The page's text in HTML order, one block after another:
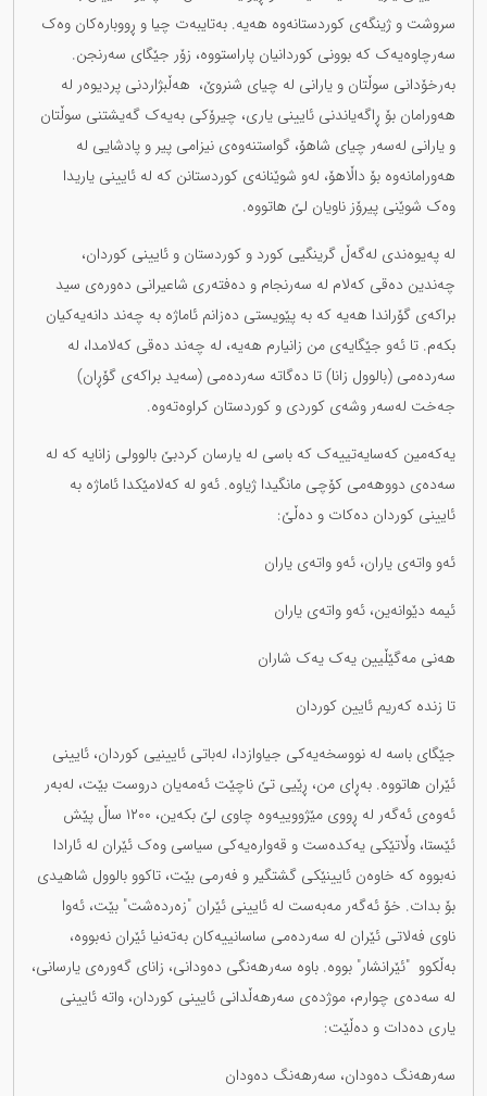
سروشت و ژینگەی کوردستانەوە هەیە. بەتایبەت چیا و ڕووبارەکان وەک
سەرچاوەیەک کە بوونی کوردانیان پاراستووە، زۆر جێگای سەرنجن.
بەرخۆدانی سوڵتان و یارانی لە چیای شنروێ، هەڵبژاردنی پردیوەر لە
هەورامان بۆ ڕاگەیاندنی ئایینی یاری، چیرۆکی بەیەک گەیشتنی سوڵتان
و یارانی لەسەر چیای شاهۆ، گواستنەوەی نیزامی پیر و پادشایی لە
هەورامانەوە بۆ داڵاهۆ، لەو شوێنانەی کوردستانن کە لە ئایینی یاریدا
وەک شوێنی پیرۆز ناویان لێ هاتووە.
لە پەیوەندی لەگەڵ گرینگیی کورد و کوردستان و ئایینی کوردان،
چەندین دەقی کەلام لە سەرنجام و دەفتەری شاعیرانی دەورەی سید
براکەی گۆراندا هەیە کە بە پێویستی دەزانم ئاماژە بە چەند دانەیەکیان
بکەم. تا ئەو جێگایەی من زانیارم هەیە، لە چەند دەقی کەلامدا، لە
سەردەمی (بالوول زانا) تا دەگاتە سەردەمی (سەید براکەی گۆڕان)
جەخت لەسەر وشەی کوردی و کوردستان کراوەتەوە.
یەکەمین کەسایەتییەک کە باسی لە یارسان کردبێ بالوولی زانایە کە لە
سەدەی دووهەمی کۆچی مانگیدا ژیاوە. ئەو لە کەلامێکدا ئاماژە بە
ئایینی کوردان دەکات و دەڵێ:
ئه‌و واته‌ی یاران، ئەو واتەی یاران
ئیمه دێوانەین، ئه‌و واته‌ی یاران
هه‌نی مەگێڵیین یه‌ک یه‌ک شاران
تا زندە که‌ریم ئایین کوردان
جێگای باسە لە نووسخەیەکی جیاوازدا، لەباتی ئایینیی کوردان، ئایینی
ئێران هاتووە. بەڕای من، ڕێیی تێ ناچێت ئەمەیان دروست بێت، لەبەر
ئەوەی ئەگەر لە ڕووی مێژووییەوە چاوی لێ بکەین، ١٢٠٠ ساڵ پێش
ئێستا، وڵاتێکی یەکدەست و قەوارەیەکی سیاسی وەک ئێران لە ئارادا
نەبووە کە خاوەن ئایینێکی گشتگیر و فەرمی بێت، تاکوو بالوول شاهیدی
بۆ بدات. خۆ ئەگەر مەبەست لە ئایینی ئێران "زەردەشت" بێت، ئەوا
ناوی فەلاتی ئێران لە سەردەمی ساسانییەکان بەتەنیا ئێران نەبووە،
بەڵکوو "ئێرانشار" بووە. باوە سەرهەنگی دەودانی، زانای گەورەی یارسانی،
لە سەدەی چوارم، موژدەی سەرهەڵدانی ئایینی کوردان، واتە ئایینی
یاری دەدات و دەڵێت:
سەرهەنگ دەودان، سەرهەنگ دەودان